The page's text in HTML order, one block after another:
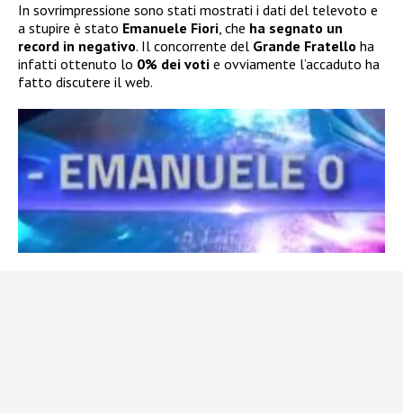
In sovrimpressione sono stati mostrati i dati del televoto e
a stupire è stato Emanuele Fiori, che ha segnato un
record in negativo. Il concorrente del Grande Fratello ha
infatti ottenuto lo 0% dei voti e ovviamente l’accaduto ha
fatto discutere il web.